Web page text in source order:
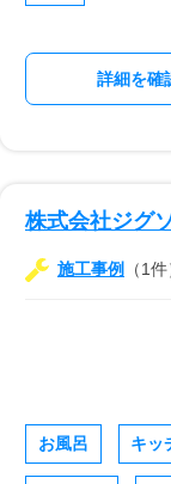
詳細を確
株式会社ジグ
施工事例 （1件
お風呂 キッ